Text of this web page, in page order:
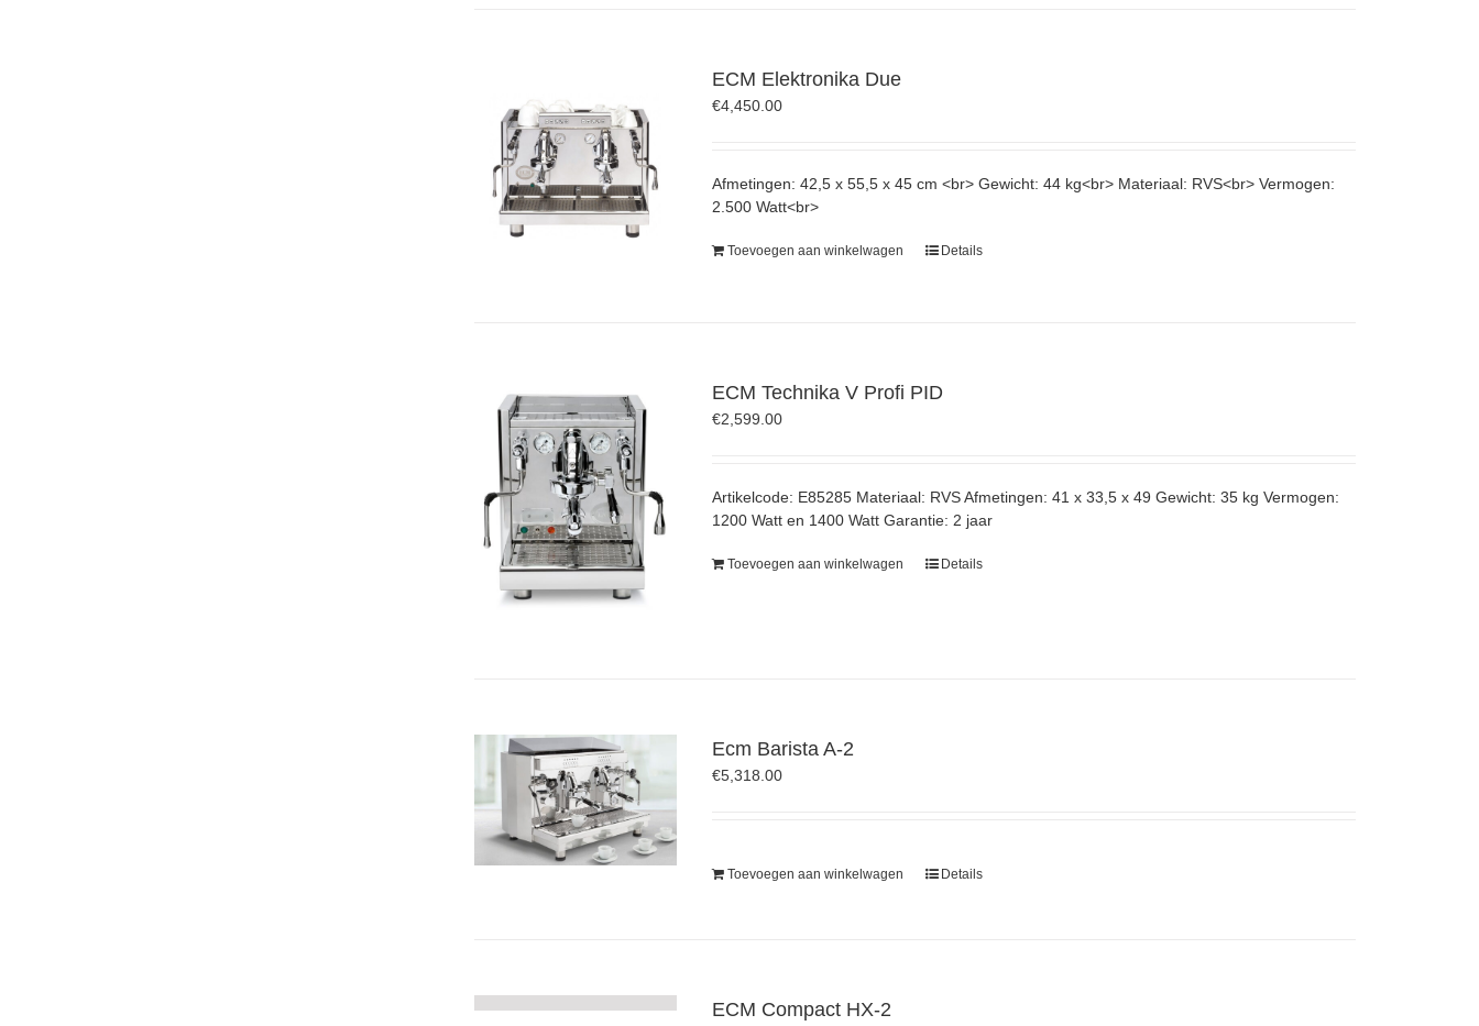
ECM Elektronika Due
€4,450.00
Afmetingen: 42,5 x 55,5 x 45 cm <br> Gewicht: 44 kg<br> Materiaal: RVS<br> Vermogen:
2.500 Watt<br>
Toevoegen aan winkelwagen Details
ECM Technika V Profi PID
€2,599.00
Artikelcode: E85285 Materiaal: RVS Afmetingen: 41 x 33,5 x 49 Gewicht: 35 kg Vermogen:
1200 Watt en 1400 Watt Garantie: 2 jaar
Toevoegen aan winkelwagen Details
Ecm Barista A-2
€5,318.00
Toevoegen aan winkelwagen Details
ECM Compact HX-2